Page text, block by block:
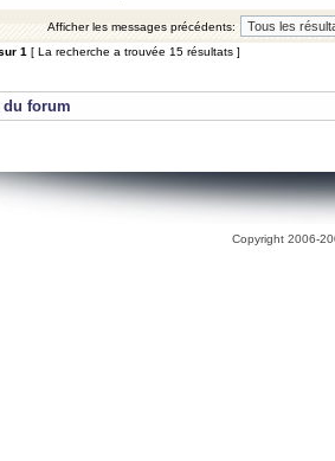
Afficher les messages précédents:
1 [ La recherche a trouvée 15 résultats ]
du forum
Copyright 2006-